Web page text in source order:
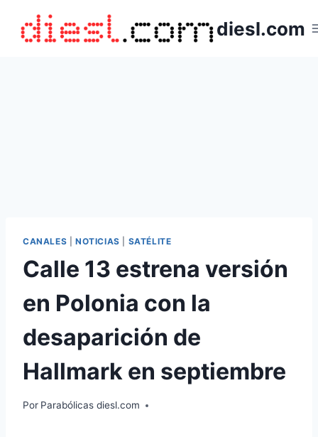
contenido
diesl.com
CANALES NOTICIAS SATÉLITE
Calle 13 estrena versión
en Polonia con la
desaparición de
Hallmark en septiembre
Por Parabólicas diesl.com